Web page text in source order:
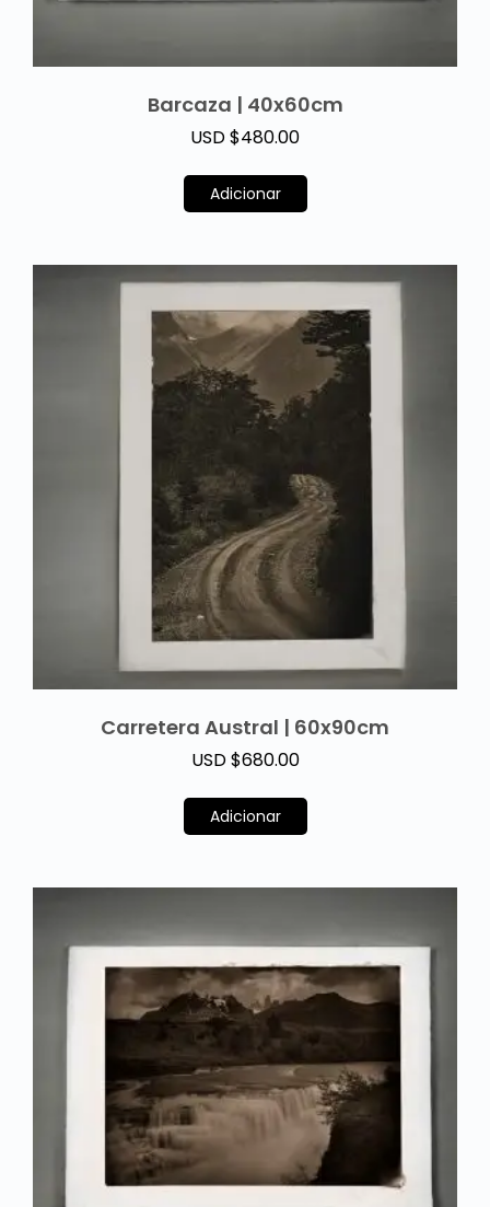
Barcaza | 40x60cm
USD $480.00
Adicionar
Carretera Austral | 60x90cm
USD $680.00
Adicionar